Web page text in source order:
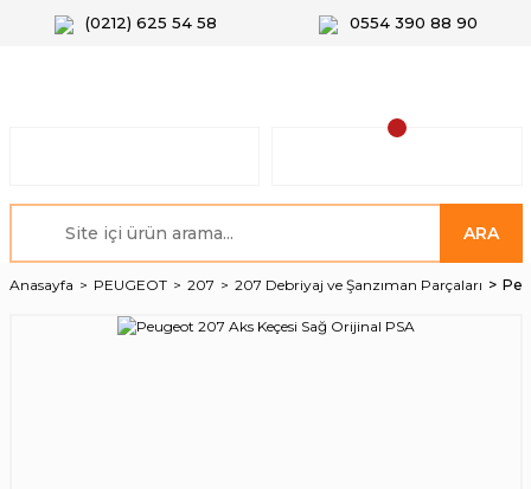
(0212) 625 54 58 0554 390 88 90
ARA
Anasayfa PEUGEOT 207 207 Debriyaj ve Şanzıman Parçaları